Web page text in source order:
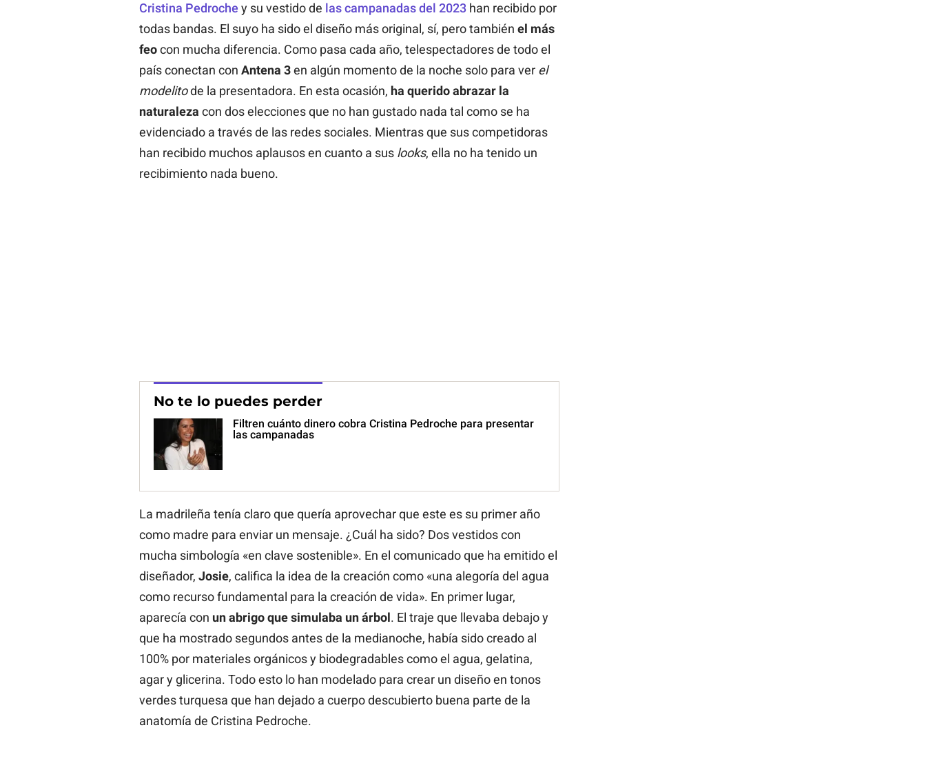
Cristina Pedroche y su vestido de las campanadas del 2023han recibido por
todas bandas. El suyo ha sido el diseño más original, sí, pero también el más
feocon mucha diferencia. Como pasa cada año, telespectadores de todo el
país conectan con Antena 3en algún momento de la noche solo para ver el
modelitode la presentadora. En esta ocasión, ha querido abrazar la
naturaleza con dos elecciones que no han gustado nada tal como se ha
evidenciado a través de las redes sociales. Mientras que sus competidoras
han recibido muchos aplausos en cuanto a sus looks, ella no ha tenido un
recibimiento nada bueno.
No te lo puedes perder
Filtren cuánto dinero cobra Cristina Pedroche para presentar
las campanadas
La madrileña tenía claro que quería aprovechar que este es su primer año
como madre para enviar un mensaje. ¿Cuál ha sido? Dos vestidos con
mucha simbología «en clave sostenible». En el comunicado que ha emitido el
diseñador, Josie, califica la idea de la creación como «una alegoría del agua
como recurso fundamental para la creación de vida». En primer lugar,
aparecía con un abrigo que simulaba un árbol. El traje que llevaba debajo y
que ha mostrado segundos antes de la medianoche, había sido creado al
100% por materiales orgánicos y biodegradables como el agua, gelatina,
agar y glicerina. Todo esto lo han modelado para crear un diseño en tonos
verdes turquesa que han dejado a cuerpo descubierto buena parte de la
anatomía de Cristina Pedroche.